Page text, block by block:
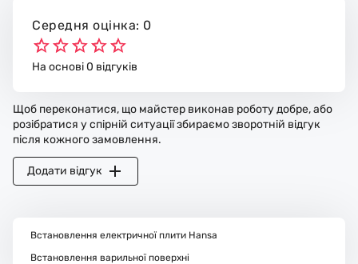
Середня оцінка: 0
На основі 0 відгуків
Щоб переконатися, що майстер виконав роботу добре, або
розібратися у спірній ситуації збираємо зворотній відгук
після кожного замовлення.
Додати відгук
Встановлення електричної плити Hansa
Встановлення варильної поверхні